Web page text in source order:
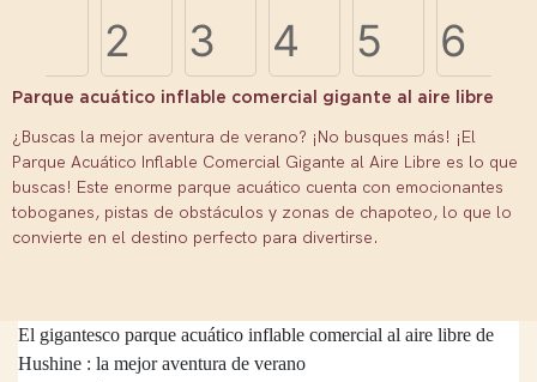
Parque acuático inflable comercial gigante al aire libre
¿Buscas la mejor aventura de verano? ¡No busques más! ¡El
Parque Acuático Inflable Comercial Gigante al Aire Libre es lo que
buscas! Este enorme parque acuático cuenta con emocionantes
toboganes, pistas de obstáculos y zonas de chapoteo, lo que lo
convierte en el destino perfecto para divertirse.
El gigantesco parque acuático inflable comercial al aire libre de
Hushine : la mejor aventura de verano